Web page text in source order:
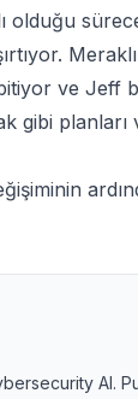
olduğu
ve Jeff
planları
AI.